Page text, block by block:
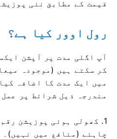
قیمت کے مطابق نئی
رول اوور کیا ہے؟
آپ اگلی مدت پر آپشن
کر سکتے ہیں (موجودہ
میں ایک مدت کا اضافہ
مندرجہ ذیل شرائط پر
1. کھولی ہوئی پوزیشن
چاہئے (منافع میں نہیں)۔